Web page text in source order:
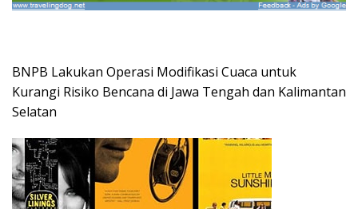
BNPB Lakukan Operasi Modifikasi Cuaca untuk
Kurangi Risiko Bencana di Jawa Tengah dan Kalimantan
Selatan